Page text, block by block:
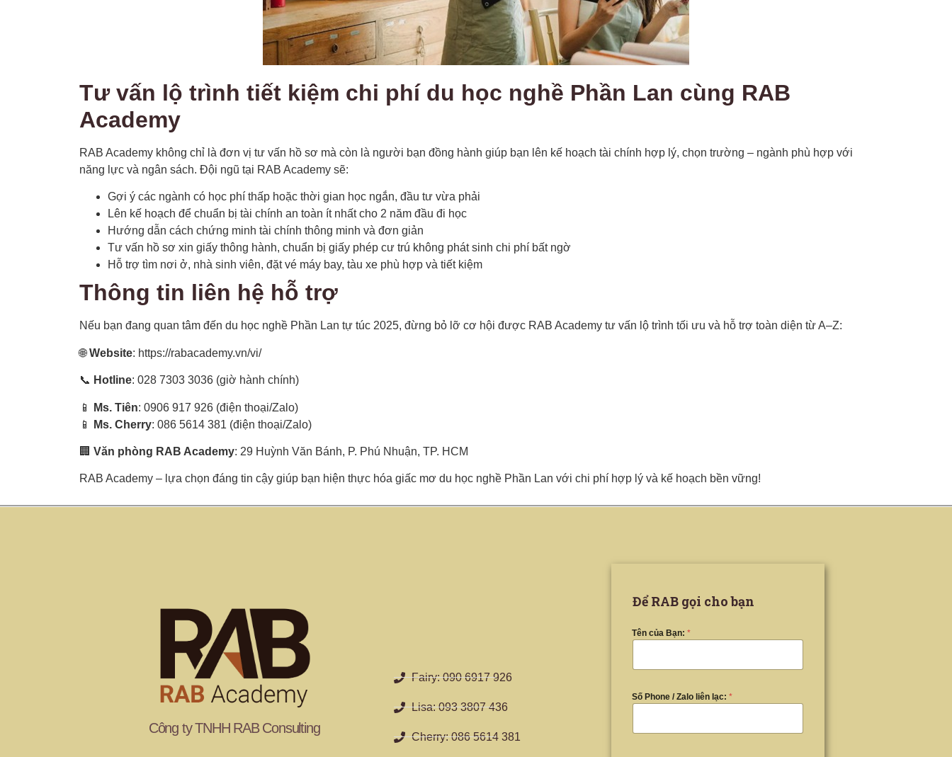
Tư vấn lộ trình tiết kiệm chi phí du học nghề Phần Lan cùng RAB
Academy
RAB Academy không chỉ là đơn vị tư vấn hồ sơ mà còn là người bạn đồng hành giúp bạn lên kế hoạch tài chính hợp lý, chọn trường – ngành phù hợp với
năng lực và ngân sách. Đội ngũ tại RAB Academy sẽ:
Gợi ý các ngành có học phí thấp hoặc thời gian học ngắn, đầu tư vừa phải
Lên kế hoạch để chuẩn bị tài chính an toàn ít nhất cho 2 năm đầu đi học
Hướng dẫn cách chứng minh tài chính thông minh và đơn giản
Tư vấn hồ sơ xin giấy thông hành, chuẩn bị giấy phép cư trú không phát sinh chi phí bất ngờ
Hỗ trợ tìm nơi ở, nhà sinh viên, đặt vé máy bay, tàu xe phù hợp và tiết kiệm
Thông tin liên hệ hỗ trợ
Nếu bạn đang quan tâm đến du học nghề Phần Lan tự túc 2025, đừng bỏ lỡ cơ hội được RAB Academy tư vấn lộ trình tối ưu và hỗ trợ toàn diện từ A–Z:
🌐Website: https://rabacademy.vn/vi/
📞 Hotline: 028 7303 3036 (giờ hành chính)
📱 Ms. Tiên: 0906 917 926 (điện thoại/Zalo)
📱
Ms. Cherry: 086 5614 381 (điện thoại/Zalo)
🏢 Văn phòng RAB Academy: 29 Huỳnh Văn Bánh, P. Phú Nhuận, TP. HCM
RAB Academy – lựa chọn đáng tin cậy giúp bạn hiện thực hóa giấc mơ du học nghề Phần Lan với chi phí hợp lý và kế hoạch bền vững!
Công ty TNHH RAB Consulting
Fairy: 090 6917 926
Lisa: 093 3807 436
Cherry: 086 5614 381
Để RAB gọi cho bạn
Tên của Bạn: *
Số Phone / Zalo liên lạc: *